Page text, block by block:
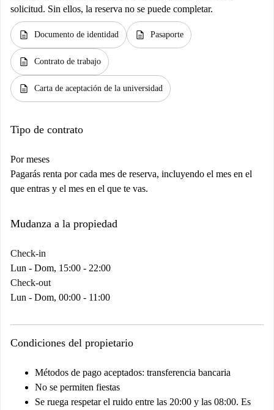
solicitud. Sin ellos, la reserva no se puede completar.
description Documento de identidad description Pasaporte
description Contrato de trabajo
description Carta de aceptación de la universidad
Tipo de contrato
Por meses
Pagarás renta por cada mes de reserva, incluyendo el mes en el
que entras y el mes en el que te vas.
Mudanza a la propiedad
Check-in
Lun - Dom, 15:00 - 22:00
Check-out
Lun - Dom, 00:00 - 11:00
Condiciones del propietario
Métodos de pago aceptados: transferencia bancaria
No se permiten fiestas
Se ruega respetar el ruido entre las 20:00 y las 08:00. Es